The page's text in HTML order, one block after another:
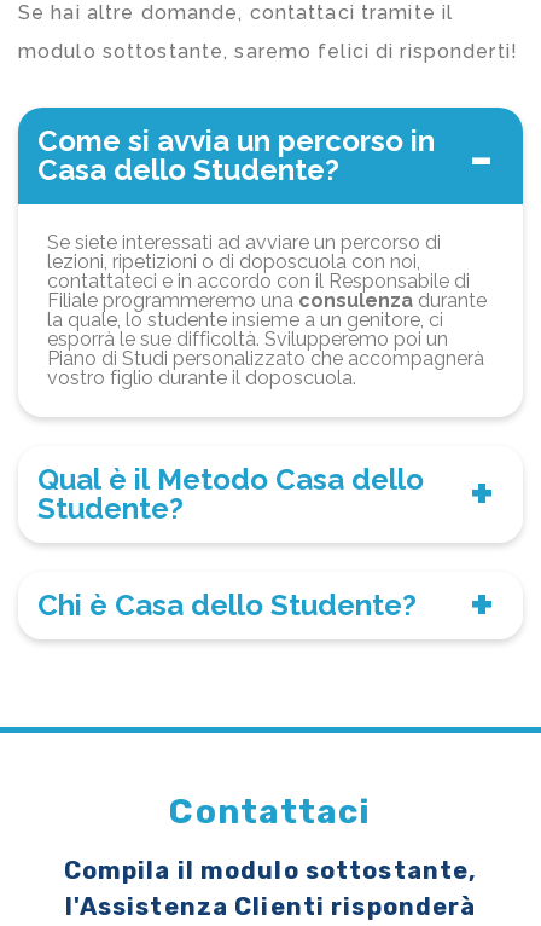
Se hai altre domande, contattaci tramite il
modulo sottostante, saremo felici di risponderti!
Come si avvia un percorso in
Casa dello Studente?
Se siete interessati ad avviare un percorso di
lezioni, ripetizioni o di doposcuola con noi,
contattateci e in accordo con il Responsabile di
Filiale programmeremo una consulenza durante
la quale, lo studente insieme a un genitore, ci
esporrà le sue difficoltà. Svilupperemo poi un
Piano di Studi personalizzato che accompagnerà
vostro figlio durante il doposcuola.
Qual è il Metodo Casa dello
Studente?
Chi è Casa dello Studente?
Contattaci
Compila il modulo sottostante,
l'Assistenza Clienti risponderà